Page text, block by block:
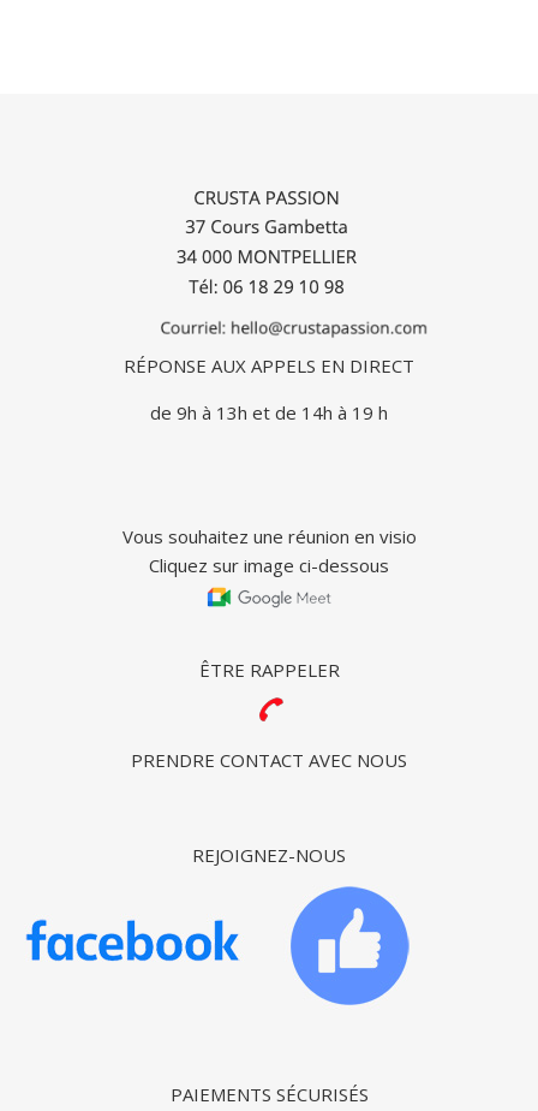
RÉPONSE AUX APPELS EN DIRECT
de 9h à 13h et de 14h à 19 h
Vous souhaitez une réunion en visio
Cliquez sur image ci-dessous
ÊTRE RAPPELER
PRENDRE CONTACT AVEC NOUS
REJOIGNEZ-NOUS
PAIEMENTS SÉCURISÉS